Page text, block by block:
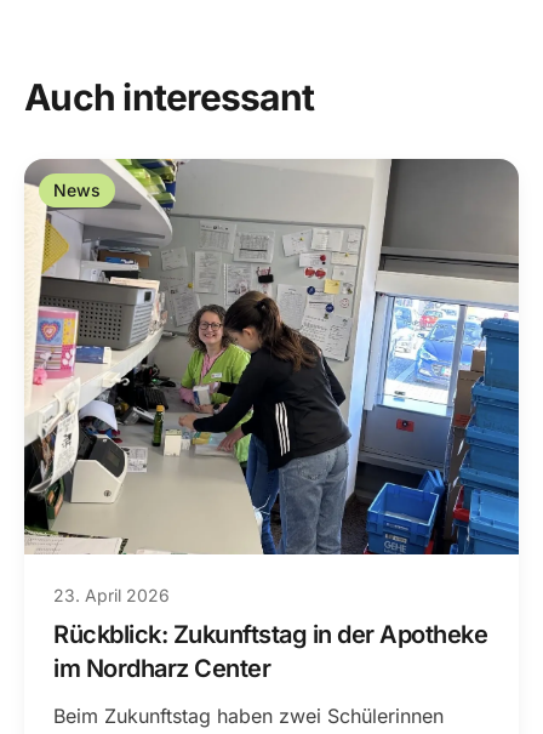
Auch interessant
News
23. April 2026
Rückblick: Zukunftstag in der Apotheke
im Nordharz Center
Beim Zukunftstag haben zwei Schülerinnen